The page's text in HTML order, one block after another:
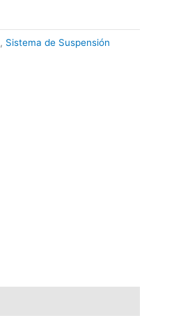
, Sistema de Suspensión